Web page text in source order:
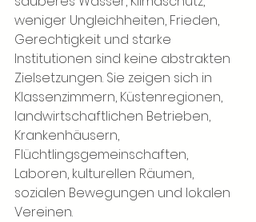
weniger Ungleichheiten, Frieden,
Gerechtigkeit und starke
Institutionen sind keine abstrakten
Zielsetzungen. Sie zeigen sich in
Klassenzimmern, Küstenregionen,
landwirtschaftlichen Betrieben,
Krankenhäusern,
Flüchtlingsgemeinschaften,
Laboren, kulturellen Räumen,
sozialen Bewegungen und lokalen
Vereinen.